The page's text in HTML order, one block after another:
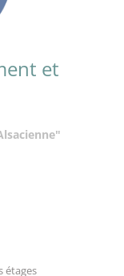
et
étages